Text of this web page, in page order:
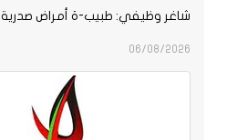
شاغر وظيفي: طبيب-ة أمراض صدرية
06/08/2026